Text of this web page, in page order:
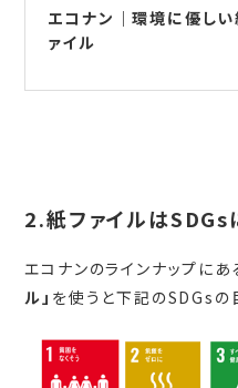
エコナン｜環境に優しい
ァイル
2.紙ファイルはSDGs
エコナンのラインナップにあ
ル」 を使うと下記のSDGsの